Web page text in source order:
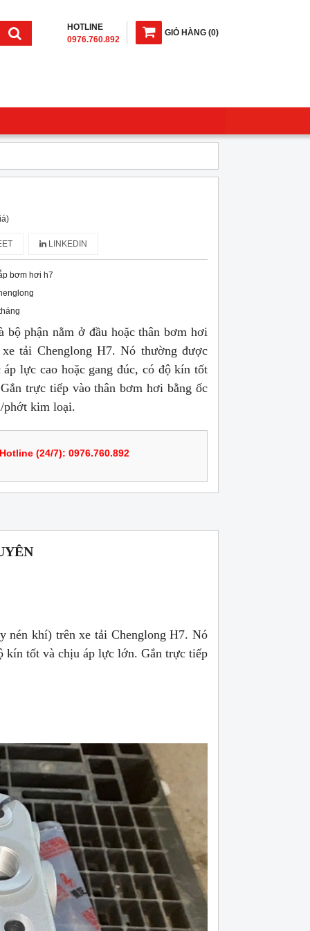
GIỎ HÀNG (0)
HOTLINE
0976.760.892
LINKEDIN
bơm hơi h7
bộ phận nằm ở đầu hoặc thân bơm hơi
tải Chenglong H7. Nó thường được
áp lực cao hoặc gang đúc, có độ kín tốt
trực tiếp vào thân bơm hơi bằng ốc
phớt kim loại.
(24/7): 0976.760.892
nén khí) trên xe tải Chenglong H7. Nó
kín tốt và chịu áp lực lớn. Gắn trực tiếp